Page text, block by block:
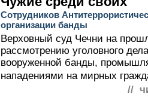
Сотрудников
организации банды
Верховный суд Чечни на
рассмотрению уголовного
вооруженной банды,
нападениями на мирных
//